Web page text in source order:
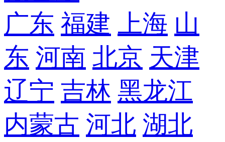
广东 福建 上海 山
东 河南 北京 天津
辽宁 吉林 黑龙江
内蒙古 河北 湖北